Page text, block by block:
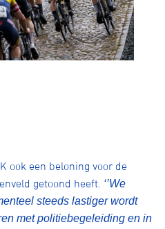
ook een beloning voor de
getoond heeft. ‘’We
steeds lastiger wordt
met politiebegeleiding en in